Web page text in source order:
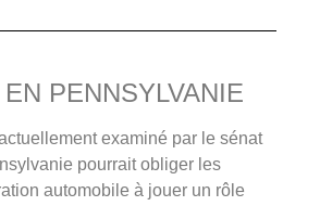
PENNSYLVANIE
examiné par le sénat
pourrait obliger les
automobile à jouer un rôle